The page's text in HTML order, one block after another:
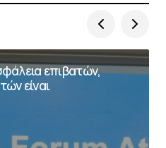
επιβατών,
είναι